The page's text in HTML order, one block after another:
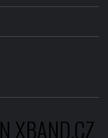
XBAND.CZ